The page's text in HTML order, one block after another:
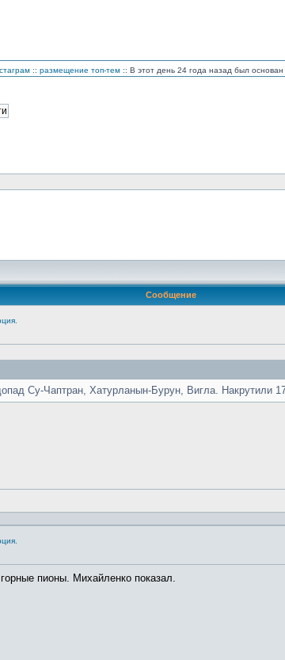
:: размещение топ-тем :: В этот день 24 года назад был
Сообщение
Су-Чаптран, Хатурланын-Бурун, Вигла. Накрутили
пионы. Михайленко показал.